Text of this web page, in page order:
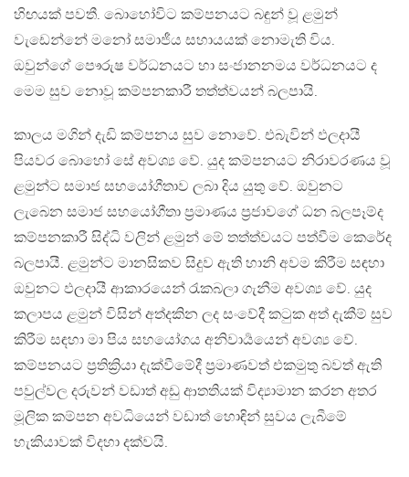
හිඟයක් පවතී. බොහෝවිට කම්පනයට බඳුන් වූ ළමුන්
වැඩෙන්නේ මනෝ සමාජීය සහායයක් නොමැති විය.
ඔවුන්ගේ පෞරුෂ වර්ධනයට හා සංජානනමය වර්ධනයට ද
මෙම සුව නොවූ කම්පනකාරී තත්ත්වයන් බලපායි.
කාලය මගින් දැඩි කම්පනය සුව නොවේ. එබැවින් ඵලදායී
පියවර බොහෝ සේ අවශ්‍ය වේ. යුද කම්පනයට නිරාවරණය වූ
ළමුන්ට සමාජ සහයෝගීතාව ලබා දිය යුතු වේ. ඔවුනට
ලැබෙන සමාජ සහයෝගීතා ප්‍රමාණය ප්‍රජාවගේ ධන බලපෑම්ද
කම්පනකාරී සිද්ධි වලින් ළමුන් මේ තත්ත්වයට පත්වීම කෙරේද
බලපායී. ළමුන්ට මානසිකව සිදුව ඇති හානි අවම කිරීම සඳහා
ඔවුනට ඵලදායී ආකාරයෙන් රැකබලා ගැනීම අවශ්‍ය වේ. යුද
කලාපය ළමුන් විසින් අත්දකින ලද සංවේදී කටුක අත් දැකීම් සුව
කිරීම සඳහා මා පිය සහයෝගය අනිවාර්‍යයෙන් අවශ්‍ය වේ.
කම්පනයට ප්‍රතික්‍රියා දැක්වීමේදී ප්‍රමාණවත් එකමුතු බවත් ඇති
පවුල්වල දරුවන් වඩාත් අඩු ආතතියක් විද්‍යාමාන කරන අතර
මූලික කම්පන අවධියෙන් වඩාත් හොඳින් සුවය ලැබීමේ
හැකියාවක් විදහා දක්වයි.